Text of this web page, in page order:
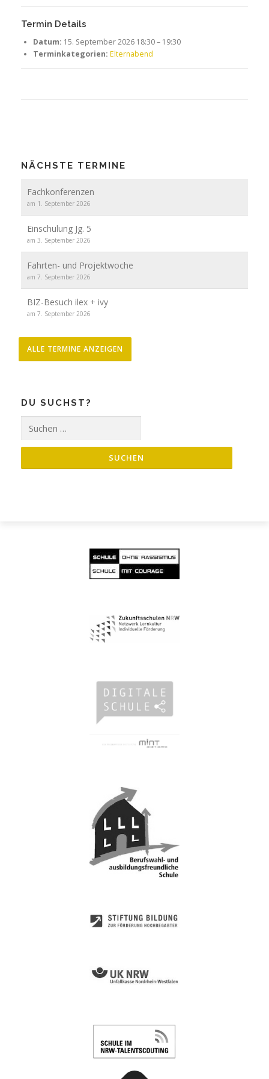
Termin Details
Datum: 15. September 2026 18:30– 19:30
Terminkategorien: Elternabend
NÄCHSTE TERMINE
Fachkonferenzen
am 1. September 2026
Einschulung Jg. 5
am 3. September 2026
Fahrten- und Projektwoche
am 7. September 2026
BIZ-Besuch ilex + ivy
am 7. September 2026
ALLE TERMINE ANZEIGEN
DU SUCHST?
nach: